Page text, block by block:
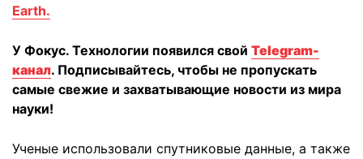
Earth.
У Фокус. Технологии появился свой Telegram-
канал. Подписывайтесь, чтобы не пропускать
самые свежие и захватывающие новости из мира
науки!
Ученые использовали спутниковые данные, а также